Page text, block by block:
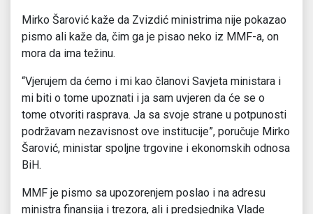
Mirko Šarović kaže da Zvizdić ministrima nije pokazao
pismo ali kaže da, čim ga je pisao neko iz MMF-a, on
mora da ima težinu.
“Vjerujem da ćemo i mi kao članovi Savjeta ministara i
mi biti o tome upoznati i ja sam uvjeren da će se o
tome otvoriti rasprava. Ja sa svoje strane u potpunosti
podržavam nezavisnost ove institucije”, poručuje Mirko
Šarović, ministar spoljne trgovine i ekonomskih odnosa
BiH.
MMF je pismo sa upozorenjem poslao i na adresu
ministra finansija i trezora, ali i predsjednika Vlade